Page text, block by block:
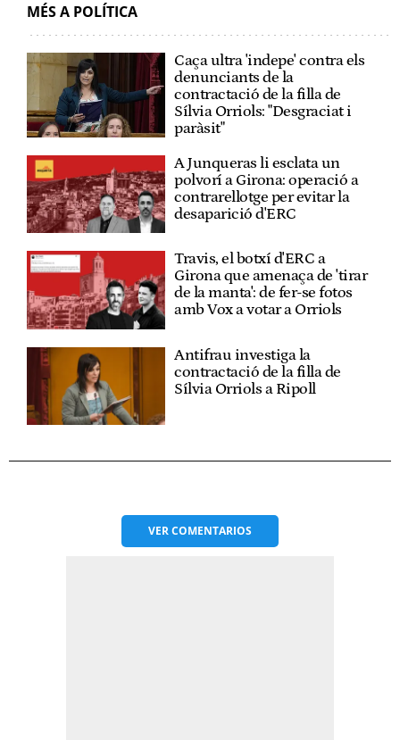
MÉS A POLÍTICA
Caça ultra 'indepe' contra els
denunciants de la
contractació de la filla de
Sílvia Orriols: "Desgraciat i
paràsit"
A Junqueras li esclata un
polvorí a Girona: operació a
contrarellotge per evitar la
desaparició d'ERC
Travis, el botxí d'ERC a
Girona que amenaça de 'tirar
de la manta': de fer-se fotos
amb Vox a votar a Orriols
Antifrau investiga la
contractació de la filla de
Sílvia Orriols a Ripoll
VERCOMENTARIOS